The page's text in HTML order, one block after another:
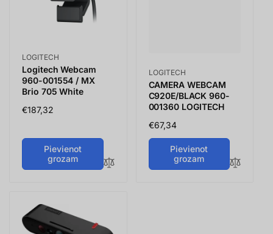
Vendor:
LOGITECH
Logitech Webcam
960-001554 / MX
Brio 705 White
Parastā
€187,32
Pievienot
grozam
Vendor:
LOGITECH
CAMERA WEBCAM
C920E/BLACK 960-
001360 LOGITECH
Parastā
cena
€67,34
Pievienot
grozam